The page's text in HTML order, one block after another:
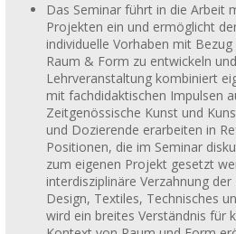
Das Seminar führt in die Arbeit
Projekten ein und ermöglicht
individuelle Vorhaben mit
Raum & Form zu entwickeln
Lehrveranstaltung kombiniert
mit fachdidaktischen Impulsen
Zeitgenössische Kunst und
und Dozierende erarbeiten in
Positionen, die im Seminar
zum eigenen Projekt gesetzt
interdisziplinäre Verzahnung
Design, Textiles, Technisches
wird ein breites Verständnis für